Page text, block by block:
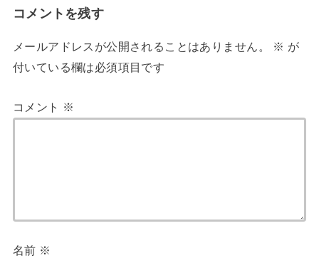
コメントを残す
メールアドレスが公開されることはありません。 ※ が
付いている欄は必須項目です
コメント ※
名前 ※